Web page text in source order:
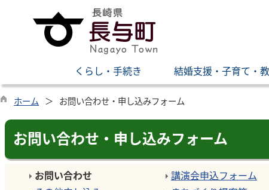
くらし・手続き 結婚支援・子育て・
ホーム お問い合わせ・申し込みフォーム
お問い合わせ・申し込みフォーム
お問い合わせ 講演会申込フォーム